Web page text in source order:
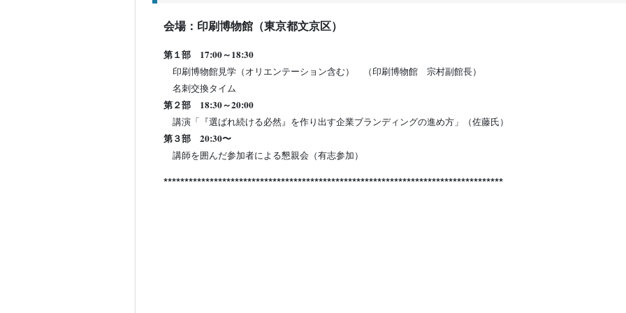
会場：印刷博物館（東京都文京区）
第１部 17:00～18:30
印刷博物館見学（オリエンテーション含む） （印刷博物館 宗村副館長）
名刺交換タイム
第２部 18:30～20:00
講演「『選ばれ続ける必然』を作り出す企業ブランディングの進め方」（佐藤氏）
第３部 20:30〜
講師を囲んだ参加者による懇親会（有志参加）
*********************************************************************************